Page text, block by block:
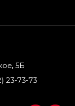
5Б
23-73-73